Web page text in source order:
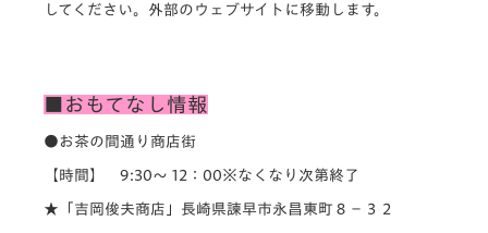
してください。外部のウェブサイトに移動します。
■おもてなし情報
●お茶の間通り商店街
【時間】 9:30～ 12：00※なくなり次第終了
★「吉岡俊夫商店」長崎県諫早市永昌東町８−３２